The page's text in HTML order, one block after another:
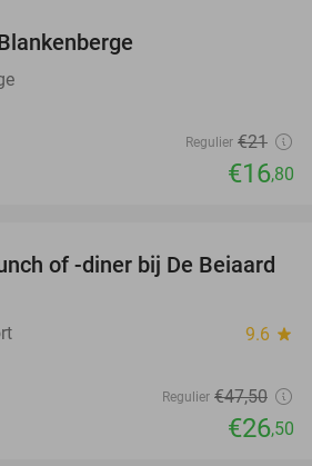
Regulier €21
€16,80
44%
of -diner bij De Beiaard
9.6 star
Regulier €47,50
€26,50